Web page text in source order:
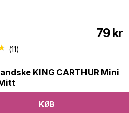
79kr
(11)
KING CARTHUR Mini
KØB